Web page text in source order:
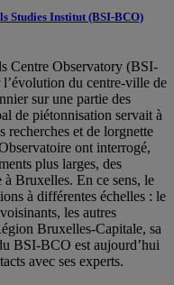
Studies Institut (BSI-BCO)
Centre Observatory (BSI-
du centre-ville de
sur une partie des
de piétonnisation servait à
recherches et de lorgnette
ont interrogé,
plus larges, des
Bruxelles. En ce sens, le
à différentes échelles : le
les autres
Bruxelles-Capitale, sa
BSI-BCO est aujourd’hui
avec ses experts.